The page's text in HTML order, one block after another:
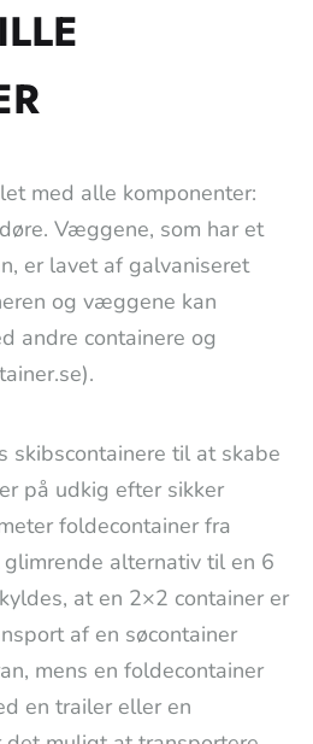
med alle komponenter:
Væggene, som har et
er lavet af galvaniseret
og væggene kan
andre containere og
skibscontainere til at skabe
på udkig efter sikker
foldecontainer fra
alternativ til en 6
at en 2×2 container er
af en søcontainer
mens en foldecontainer
en trailer eller en